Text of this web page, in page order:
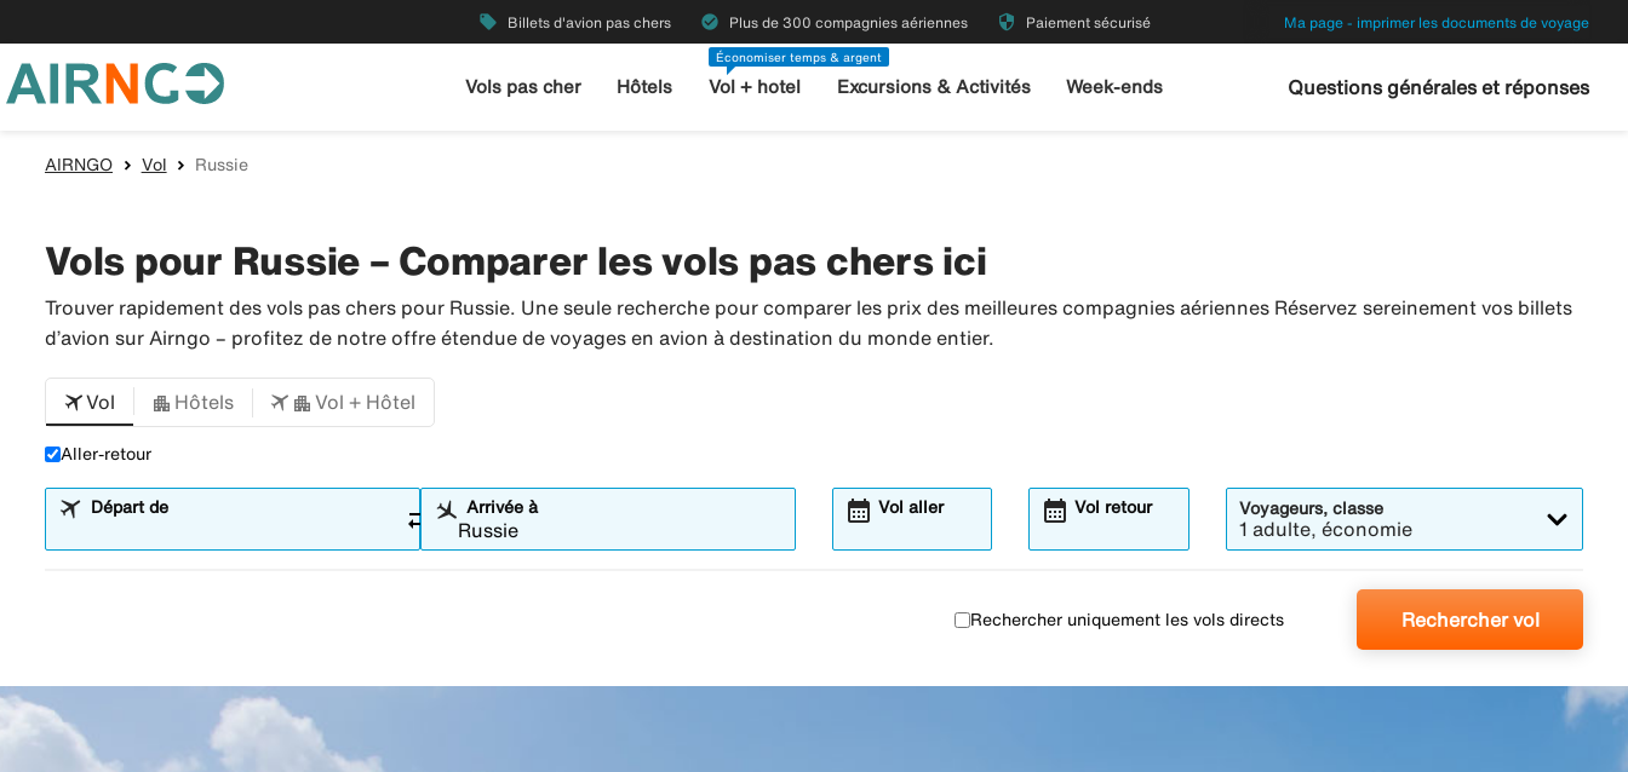
local_offer Billets d'avion pas chers check_circle Plus de 300 compagnies aériennes security Paiement sécurisé Ma page - imprimer les documents de voyage
Vols pas cher Hôtels
Économiser temps & argent
Vol + hotel Excursions & Activités Week-ends Questions générales et réponses
AIRNGO Vol Russie
Vols pour Russie – Comparer les vols pas chers ici
Trouver rapidement des vols pas chers pour Russie. Une seule recherche pour comparer les prix des meilleures compagnies aériennes Réservez sereinement vos billets
d’avion sur Airngo – profitez de notre offre étendue de voyages en avion à destination du monde entier.
Vol Hôtels Vol + Hôtel
Aller-retour
Départ de sync_alt Arrivée à Vol aller
calendar_month Vol retour
calendar_month Voyageurs, classe
1 adulte, économie
Rechercher uniquement les vols directs Rechercher vol